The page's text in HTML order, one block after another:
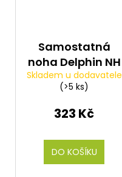
Samostatná
noha Delphin NH
Skladem u dodavatele
(>5 ks)
323 Kč
DO KOŠÍKU